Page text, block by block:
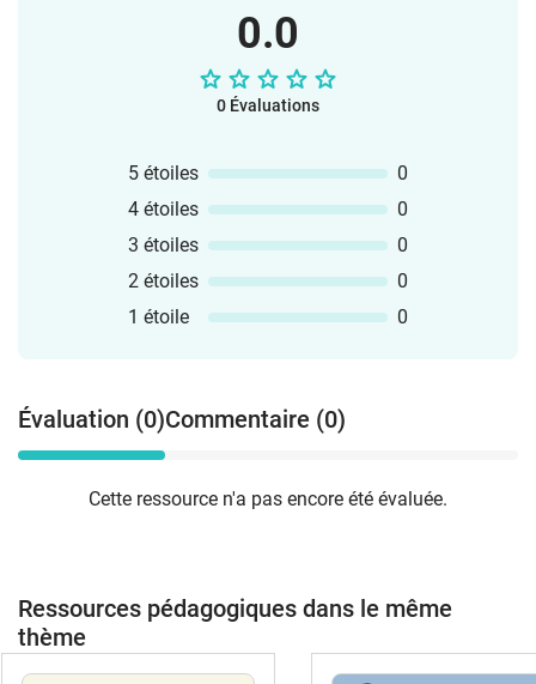
0.0
0 Évaluations
5 étoiles
0
4 étoiles
0
3 étoiles
0
2 étoiles
0
1 étoile
0
Évaluation (0)Commentaire (0)
Cette ressource n'a pas encore été évaluée.
Ressources pédagogiques dans le même
thème